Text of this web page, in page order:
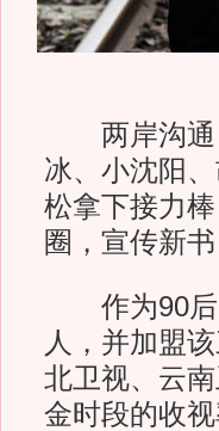
两岸沟通
冰、小沈阳
松拿下接力
圈，宣传新
作为90后
人，并加盟
北卫视、云
金时段的收